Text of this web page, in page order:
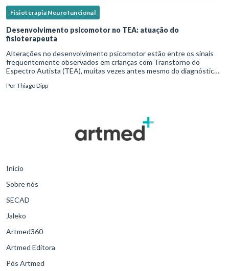
Fisioterapia Neurofuncional
Desenvolvimento psicomotor no TEA: atuação do
fisioterapeuta
Alterações no desenvolvimento psicomotor estão entre os sinais
frequentemente observados em crianças com Transtorno do
Espectro Autista (TEA), muitas vezes antes mesmo do diagnóstico
PorThiago Dipp
Início
Sobre nós
SECAD
Jaleko
Artmed360
Artmed Editora
Pós Artmed